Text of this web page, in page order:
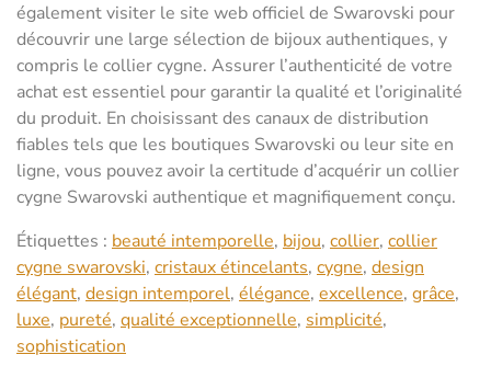
également visiter le site web officiel de Swarovski pour
découvrir une large sélection de bijoux authentiques, y
compris le collier cygne. Assurer l’authenticité de votre
achat est essentiel pour garantir la qualité et l’originalité
du produit. En choisissant des canaux de distribution
fiables tels que les boutiques Swarovski ou leur site en
ligne, vous pouvez avoir la certitude d’acquérir un collier
cygne Swarovski authentique et magnifiquement conçu.
Étiquettes : beauté intemporelle, bijou, collier, collier
cygne swarovski, cristaux étincelants, cygne, design
élégant, design intemporel, élégance, excellence, grâce,
luxe, pureté, qualité exceptionnelle, simplicité,
sophistication